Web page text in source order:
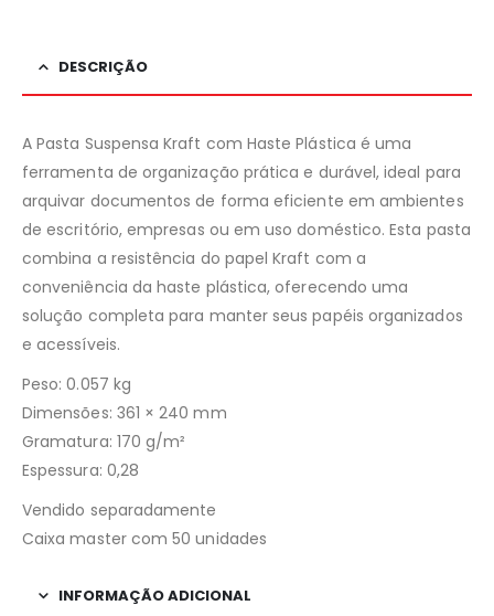
DESCRIÇÃO
A Pasta Suspensa Kraft com Haste Plástica é uma
ferramenta de organização prática e durável, ideal para
arquivar documentos de forma eficiente em ambientes
de escritório, empresas ou em uso doméstico. Esta pasta
combina a resistência do papel Kraft com a
conveniência da haste plástica, oferecendo uma
solução completa para manter seus papéis organizados
e acessíveis.
Peso: 0.057 kg
Dimensões: 361 × 240 mm
Gramatura: 170 g/m²
Espessura: 0,28
Vendido separadamente
Caixa master com 50 unidades
INFORMAÇÃO ADICIONAL